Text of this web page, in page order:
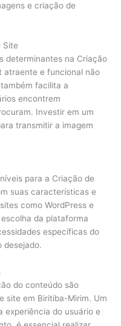
e criação de
Site
determinantes na Criação
atraente e funcional não
facilita a
encontrem
Investir em um
transmitir a imagem
para a Criação de
suas características e
como WordPress e
da plataforma
específicas do
desejado.
do conteúdo são
site em Biritiba-Mirim. Um
experiência do usuário e